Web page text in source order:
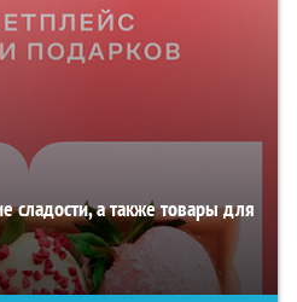
сладости, а также товары для